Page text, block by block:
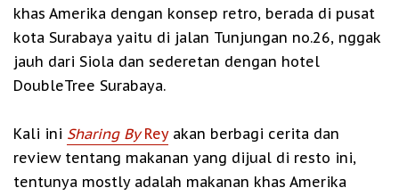
khas Amerika dengan konsep retro, berada di pusat
kota Surabaya yaitu di jalan Tunjungan no.26, nggak
jauh dari Siola dan sederetan dengan hotel
DoubleTree Surabaya.
Kali ini Sharing ByReyakan berbagi cerita dan
review tentang makanan yang dijual di resto ini,
tentunya mostly adalah makanan khas Amerika